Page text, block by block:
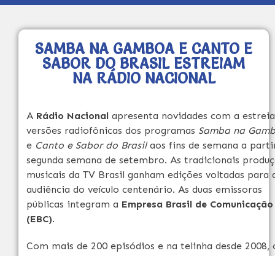
SAMBA NA GAMBOA E CANTO E
SABOR DO BRASIL ESTREIAM
NA RÁDIO NACIONAL
A Rádio Nacional apresenta novidades com a
versões radiofônicas dos programas Samba na
e Canto e Sabor do Brasilaos fins de semana a
segunda semana de setembro. As tradicionais
musicais da TV Brasil ganham edições voltadas para
audiência do veículo centenário. As duas emissoras
públicas integram a Empresa Brasil de Comunicação
(EBC).
Com mais de 200 episódios e na telinha desde 2008,